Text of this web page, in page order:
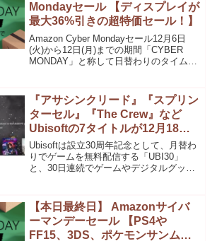
Mondayセール 【ディスプレイが
最大36%引きの超特価セール！】
Amazon Cyber Mondayセール12月6日
(火)から12日(月)までの期間「CYBER
MONDAY」と称して日替わりのタイムセ
になったものを厳選して紹...
『アサシンクリード』『スプリン
ターセル』『The Crew』など
Ubisoftの7タイトルが12月18日
まで無料配信中！
Ubisoftは設立30周年記念として、月替わ
りでゲームを無料配信する「UBI30」
と、30日連続でゲームやデジタルグッズ
る。12月15日から12月18日(現地時...
【本日最終日】 Amazonサイバ
ーマンデーセール 【PS4や
FF15、3DS、ポケモンサンムー